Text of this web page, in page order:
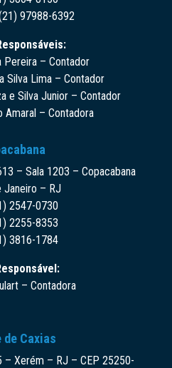
97988-6392
Pereira – Contador
Silva Lima – Contador
e Silva Junior – Contador
Amaral – Contadora
– Sala 1203 – Copacabana
Janeiro – RJ
2547-0730
2255-8353
3816-1784
– Contadora
de Caxias
– Xerém – RJ – CEP 25250-